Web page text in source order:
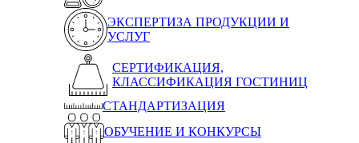
ЭКСПЕРТИЗА ПРОДУКЦИИ И
УСЛУГ
СЕРТИФИКАЦИЯ,
КЛАССИФИКАЦИЯ ГОСТИНИЦ
СТАНДАРТИЗАЦИЯ
ОБУЧЕНИЕ И КОНКУРСЫ